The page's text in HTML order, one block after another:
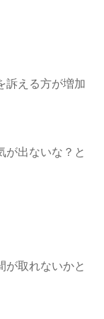
訴える方が増加
が出ないな？と
が取れないかと